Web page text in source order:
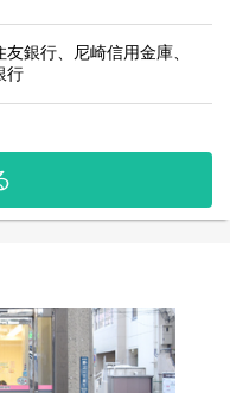
銀行、尼崎信用金庫、
行